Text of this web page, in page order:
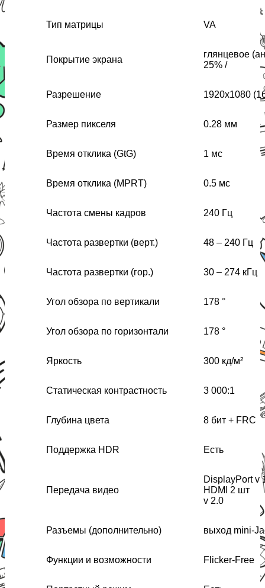
Тип матрицы VA
Покрытие экрана
глянцевое
25% /
Разрешение 1920x1080
Размер пикселя 0.28 мм
Время отклика (GtG) 1 мс
Время отклика (MPRT) 0.5 мс
Частота смены кадров 240 Гц
Частота развертки (верт.) 48 – 240 Гц
Частота развертки (гор.) 30 – 274 кГц
Угол обзора по вертикали 178 °
Угол обзора по горизонтали 178 °
Яркость 300 кд/м²
Статическая контрастность 3 000:1
Глубина цвета 8 бит + FRC
Поддержка HDR Есть
Передача видео
DisplayPort v
HDMI 2 шт
v 2.0
Разъемы (дополнительно) выход mini-
Функции и возможности Flicker-Free